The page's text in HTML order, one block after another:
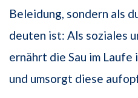
Beleidung, sondern als
deuten ist: Als soziales
ernährt die Sau im Laufe
und umsorgt diese